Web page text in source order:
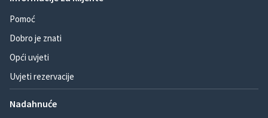
Pomoć
Dobro je znati
Opći uvjeti
Uvjeti rezervacije
Nadahnuće